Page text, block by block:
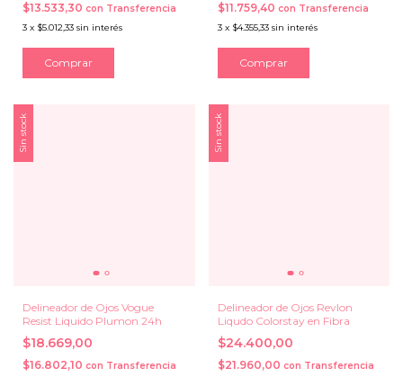
$13.533,30 con Transferencia
3 x $5.012,33 sin interés
$11.759,40 con Transferencia
3 x $4.355,33 sin interés
Sin stock
Delineador de Ojos Vogue
Resist Liquido Plumon 24h
$18.669,00
$16.802,10 con Transferencia
Sin stock
Delineador de Ojos Revlon
Liqudo Colorstay en Fibra
$24.400,00
$21.960,00 con Transferencia